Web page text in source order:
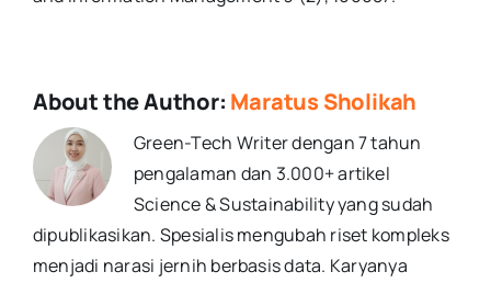
About the Author: Maratus Sholikah
Green-Tech Writer dengan 7 tahun
pengalaman dan 3.000+ artikel
Science & Sustainability yang sudah
dipublikasikan. Spesialis mengubah riset kompleks
menjadi narasi jernih berbasis data. Karyanya